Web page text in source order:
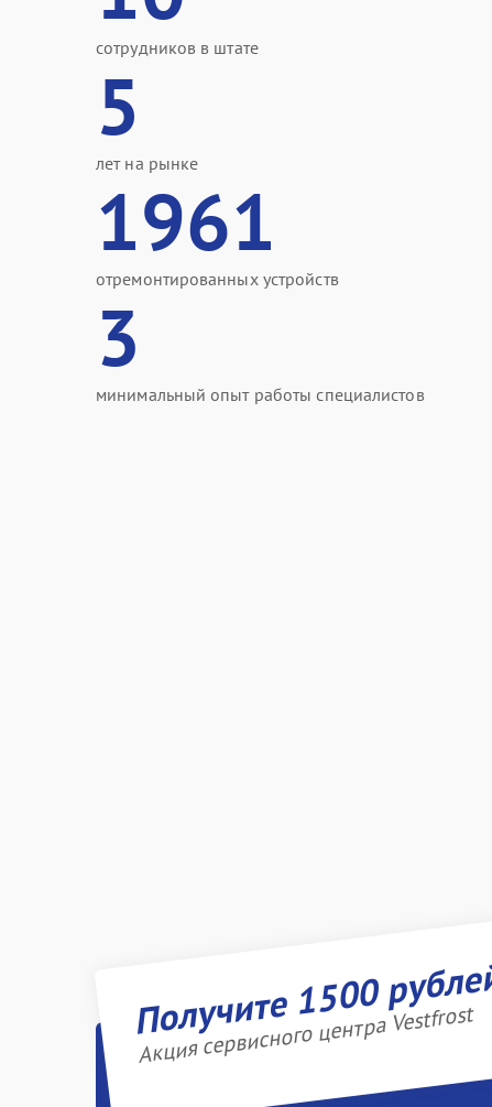
сотрудников в штате
5
лет на рынке
1961
отремонтированных устройств
3
минимальный опыт работы специалистов
Получите 1500
Акция сервисного центра Vestfrost